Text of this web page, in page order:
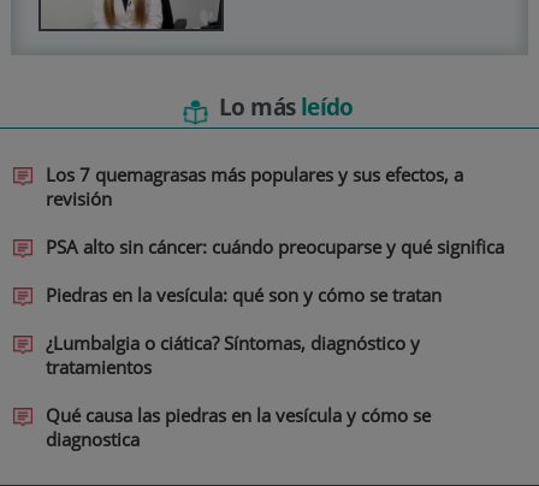
Lo másleído
Los 7 quemagrasas más populares y sus efectos, a
revisión
PSA alto sin cáncer: cuándo preocuparse y qué significa
Piedras en la vesícula: qué son y cómo se tratan
¿Lumbalgia o ciática? Síntomas, diagnóstico y
tratamientos
Qué causa las piedras en la vesícula y cómo se
diagnostica